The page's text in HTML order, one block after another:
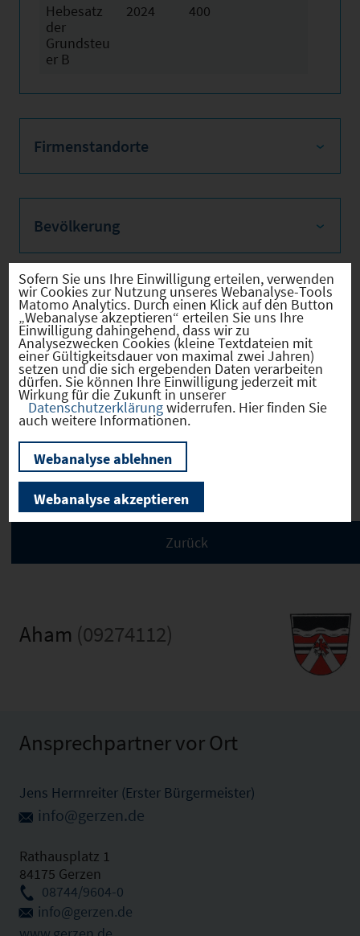
Hebesatz
der
Grundsteu
er B
2024 400
Firmenstandorte
Bevölkerung
Sozialvers. Beschäftigte
Verkehrsinfrastruktur
Kommunale Infrastruktur
Aham (09274112)
Ansprechpartner vor Ort
Jens Herrnreiter (Erster Bürgermeister)
info@gerzen.de
Rathausplatz 1
84175 Gerzen
08744/9604-0
info@gerzen.de
Sofern Sie uns Ihre Einwilligung erteilen, verwenden
wir Cookies zur Nutzung unseres Webanalyse-Tools
Matomo Analytics. Durch einen Klick auf den Button
„Webanalyse akzeptieren“ erteilen Sie uns Ihre
Einwilligung dahingehend, dass wir zu
Analysezwecken Cookies (kleine Textdateien mit
einer Gültigkeitsdauer von maximal zwei Jahren)
setzen und die sich ergebenden Daten verarbeiten
dürfen. Sie können Ihre Einwilligung jederzeit mit
Wirkung für die Zukunft in unserer
Datenschutzerklärungwiderrufen. Hier finden Sie
auch weitere Informationen.
Webanalyse ablehnen
Webanalyse akzeptieren